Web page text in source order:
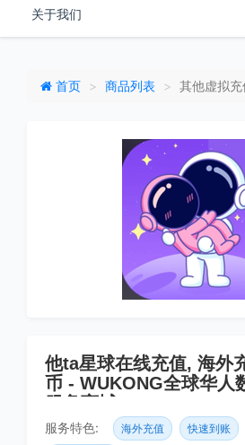
关于我们
首页 商品列表 其他虚拟充
他ta星球在线充值, 海外
币 - WUKONG全球华人
服务商城
服务特色: 海外充值 快速到账